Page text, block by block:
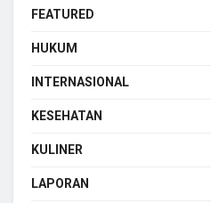
FEATURED
HUKUM
INTERNASIONAL
KESEHATAN
KULINER
LAPORAN